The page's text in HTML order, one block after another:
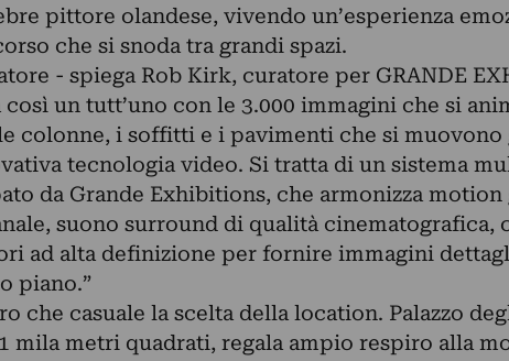
pittore olandese, vivendo un’esperienza
che si snoda tra grandi spazi.
- spiega Rob Kirk, curatore per GRANDE
un tutt’uno con le 3.000 immagini che si
colonne, i soffitti e i pavimenti che si muovono
tecnologia video. Si tratta di un sistema
da Grande Exhibitions, che armonizza motion
suono surround di qualità cinematografica,
ad alta definizione per fornire immagini
piano.”
che casuale la scelta della location. Palazzo
mila metri quadrati, regala ampio respiro alla